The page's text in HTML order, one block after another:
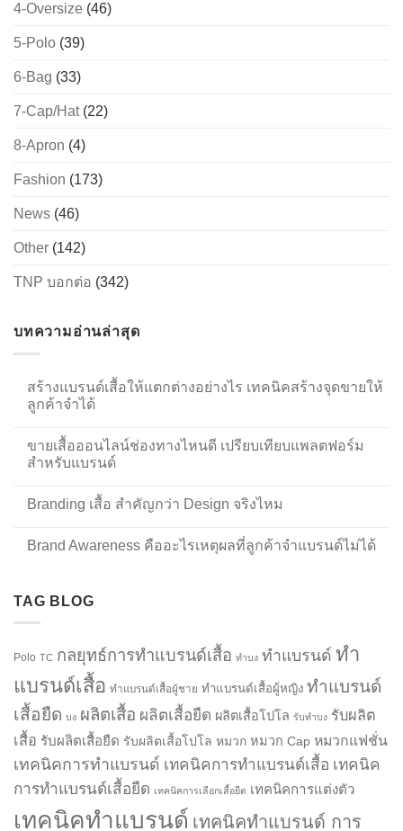
4-Oversize (46)
5-Polo (39)
6-Bag (33)
7-Cap/Hat(22)
8-Apron (4)
Fashion (173)
News (46)
Other (142)
TNP บอกต่อ (342)
บทความอ่านล่าสุด
สร้างแบรนด์เสื้อให้แตกต่างอย่างไร เทคนิคสร้างจุดขายให้
ลูกค้าจำได้
ขายเสื้อออนไลน์ช่องทางไหนดี เปรียบเทียบแพลตฟอร์ม
สำหรับแบรนด์
Branding เสื้อ สำคัญกว่า Design จริงไหม
Brand Awareness คืออะไรเหตุผลที่ลูกค้าจำแบรนด์ไม่ได้
TAG BLOG
Polo TC กลยุทธ์การทำแบรนด์เสื้อ ทำบง ทำแบรนด์ ทำ
แบรนด์เสื้อ ทำแบรนด์เสื้อผู้ชาย ทำแบรนด์เสื้อผู้หญิง ทำแบรนด์
เสื้อยืด บง ผลิตเสื้อ ผลิตเสื้อยืด ผลิตเสื้อโปโล รับทำบง รับผลิต
เสื้อ รับผลิตเสื้อยืด รับผลิตเสื้อโปโล หมวก หมวก Cap หมวกแฟชั่น
เทคนิคการทำแบรนด์ เทคนิคการทำแบรนด์เสื้อ เทคนิค
การทำแบรนด์เสื้อยืด เทคนิคการเลือกเสื้อยืด เทคนิคการแต่งตัว
เทคนิคทำแบรนด์ เทคนิคทำแบรนด์ การ